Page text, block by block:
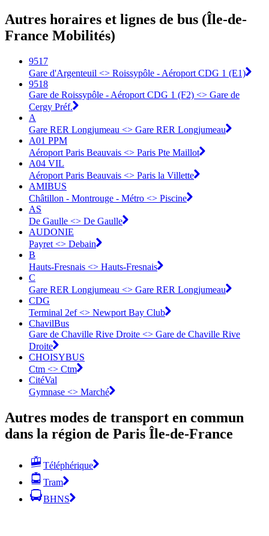
Autres horaires et lignes de bus (Île-de-
France Mobilités)
9517
Gare d'Argenteuil <> Roissypôle - Aéroport CDG 1 (E1)
9518
Gare de Roissypôle - Aéroport CDG 1 (F2) <> Gare de
Cergy Préf.
A
Gare RER Longjumeau <> Gare RER Longjumeau
A01 PPM
Aéroport Paris Beauvais <> Paris Pte Maillot
A04 VIL
Aéroport Paris Beauvais <> Paris la Villette
AMIBUS
Châtillon - Montrouge - Métro <> Piscine
AS
De Gaulle <> De Gaulle
AUDONIE
Payret <> Debain
B
Hauts-Fresnais <> Hauts-Fresnais
C
Gare RER Longjumeau <> Gare RER Longjumeau
CDG
Terminal 2ef <> Newport Bay Club
ChavilBus
Gare de Chaville Rive Droite <> Gare de Chaville Rive
Droite
CHOISYBUS
Ctm <> Ctm
CitéVal
Gymnase <> ︎Marché
Autres modes de transport en commun
dans la région de Paris Île-de-France
Téléphérique
Tram
BHNS